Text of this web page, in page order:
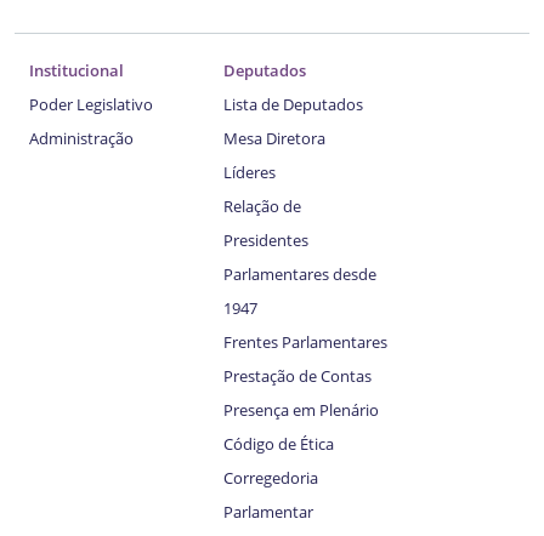
Institucional
Poder Legislativo
Administração
Deputados
Lista de Deputados
Mesa Diretora
Líderes
Relação de
Presidentes
Parlamentares desde
1947
Frentes Parlamentares
Prestação de Contas
Presença em Plenário
Código de Ética
Corregedoria
Parlamentar